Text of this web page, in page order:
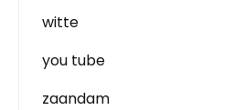
witte
you tube
zaandam